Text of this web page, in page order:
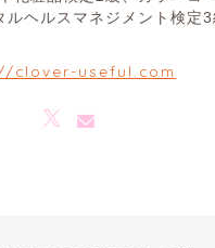
ルヘルスマネジメント検定3
clover-useful.com